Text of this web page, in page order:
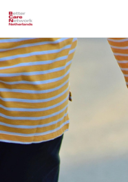
Welkom Over BCNN
Home